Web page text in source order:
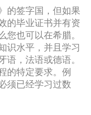
签字国，但如果
的毕业证书并有资
您也可以在希腊。
识水平，并且学习
语，法语或德语。
的特定要求。例
须已经学习过数